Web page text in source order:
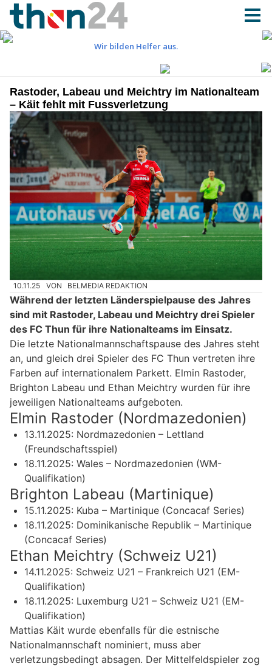
Rastoder, Labeau und Meichtry im Nationalteam
– Käit fehlt mit Fussverletzung
10.11.25 VON BELMEDIA REDAKTION
Während der letzten Länderspielpause des Jahres
sind mit Rastoder, Labeau und Meichtry drei Spieler
des FC Thun für ihre Nationalteams im Einsatz.
Die letzte Nationalmannschaftspause des Jahres steht
an, und gleich drei Spieler des FC Thun vertreten ihre
Farben auf internationalem Parkett. Elmin Rastoder,
Brighton Labeau und Ethan Meichtry wurden für ihre
jeweiligen Nationalteams aufgeboten.
Elmin Rastoder (Nordmazedonien)
13.11.2025: Nordmazedonien – Lettland
(Freundschaftsspiel)
18.11.2025: Wales – Nordmazedonien (WM-
Qualifikation)
Brighton Labeau (Martinique)
15.11.2025: Kuba – Martinique (Concacaf Series)
18.11.2025: Dominikanische Republik – Martinique
(Concacaf Series)
Ethan Meichtry (Schweiz U21)
14.11.2025: Schweiz U21 – Frankreich U21 (EM-
Qualifikation)
18.11.2025: Luxemburg U21 – Schweiz U21 (EM-
Qualifikation)
Mattias Käit wurde ebenfalls für die estnische
Nationalmannschaft nominiert, muss aber
verletzungsbedingt absagen. Der Mittelfeldspieler zog